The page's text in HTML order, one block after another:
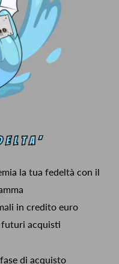
la tua fedeltà con il
in credito euro
acquisti
di acquisto